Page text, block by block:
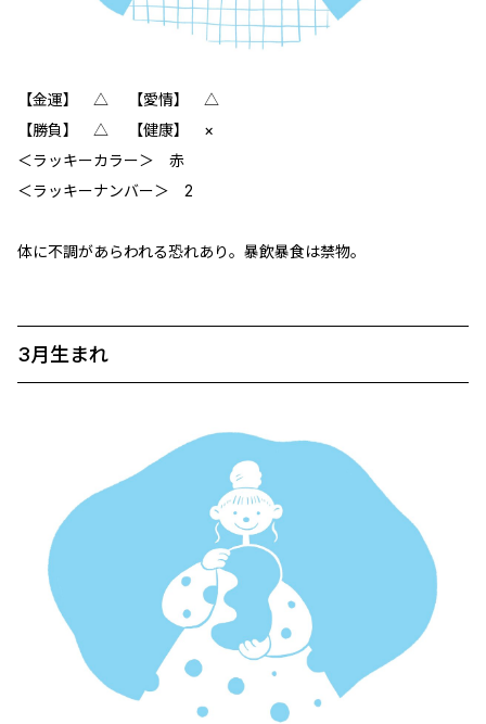
【金運】 △ 【愛情】 △
【勝負】 △ 【健康】 ×
＜ラッキーカラー＞ 赤
＜ラッキーナンバー＞ 2
体に不調があらわれる恐れあり。暴飲暴食は禁物。
3月生まれ